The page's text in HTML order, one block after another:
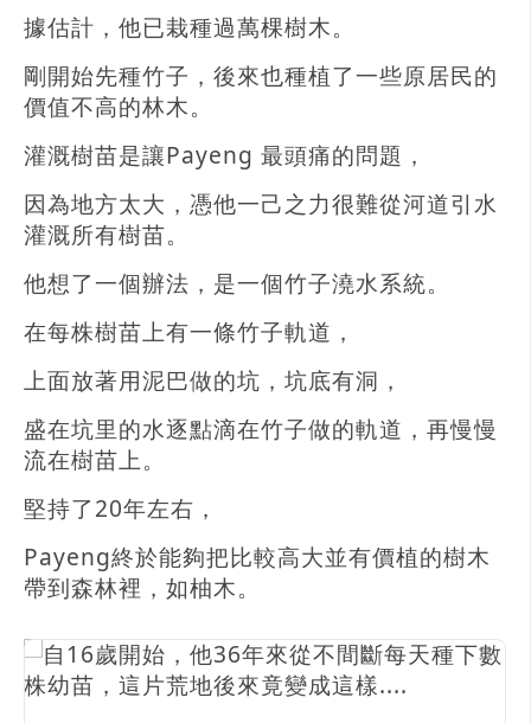
據估計，他已栽種過萬棵樹木。
剛開始先種竹子，後來也種植了一些原居民的
價值不高的林木。
灌溉樹苗是讓Payeng 最頭痛的問題，
因為地方太大，憑他一己之力很難從河道引水
灌溉所有樹苗。
他想了一個辦法，是一個竹子澆水系統。
在每株樹苗上有一條竹子軌道，
上面放著用泥巴做的坑，坑底有洞，
盛在坑里的水逐點滴在竹子做的軌道，再慢慢
流在樹苗上。
堅持了20年左右，
Payeng終於能夠把比較高大並有價植的樹木
帶到森林裡，如柚木。